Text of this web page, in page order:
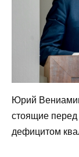
Юрий
стоящие
дефицитом